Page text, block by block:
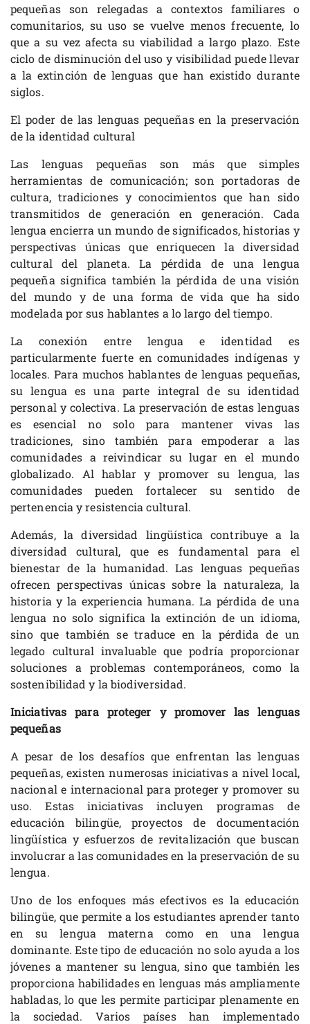
pequeñas son relegadas a contextos familiares o
comunitarios, su uso se vuelve menos frecuente, lo
que a su vez afecta su viabilidad a largo plazo. Este
ciclo de disminución del uso y visibilidad puede llevar
a la extinción de lenguas que han existido durante
siglos.
El poder de las lenguas pequeñas en la preservación
de la identidad cultural
Las lenguas pequeñas son más que simples
herramientas de comunicación; son portadoras de
cultura, tradiciones y conocimientos que han sido
transmitidos de generación en generación. Cada
lengua encierra un mundo de significados, historias y
perspectivas únicas que enriquecen la diversidad
cultural del planeta. La pérdida de una lengua
pequeña significa también la pérdida de una visión
del mundo y de una forma de vida que ha sido
modelada por sus hablantes a lo largo del tiempo.
La conexión entre lengua e identidad es
particularmente fuerte en comunidades indígenas y
locales. Para muchos hablantes de lenguas pequeñas,
su lengua es una parte integral de su identidad
personal y colectiva. La preservación de estas lenguas
es esencial no solo para mantener vivas las
tradiciones, sino también para empoderar a las
comunidades a reivindicar su lugar en el mundo
globalizado. Al hablar y promover su lengua, las
comunidades pueden fortalecer su sentido de
pertenencia y resistencia cultural.
Además, la diversidad lingüística contribuye a la
diversidad cultural, que es fundamental para el
bienestar de la humanidad. Las lenguas pequeñas
ofrecen perspectivas únicas sobre la naturaleza, la
historia y la experiencia humana. La pérdida de una
lengua no solo significa la extinción de un idioma,
sino que también se traduce en la pérdida de un
legado cultural invaluable que podría proporcionar
soluciones a problemas contemporáneos, como la
sostenibilidad y la biodiversidad.
Iniciativas para proteger y promover las lenguas
pequeñas
A pesar de los desafíos que enfrentan las lenguas
pequeñas, existen numerosas iniciativas a nivel local,
nacional e internacional para proteger y promover su
uso. Estas iniciativas incluyen programas de
educación bilingüe, proyectos de documentación
lingüística y esfuerzos de revitalización que buscan
involucrar a las comunidades en la preservación de su
lengua.
Uno de los enfoques más efectivos es la educación
bilingüe, que permite a los estudiantes aprender tanto
en su lengua materna como en una lengua
dominante. Este tipo de educación no solo ayuda a los
jóvenes a mantener su lengua, sino que también les
proporciona habilidades en lenguas más ampliamente
habladas, lo que les permite participar plenamente en
la sociedad. Varios países han implementado